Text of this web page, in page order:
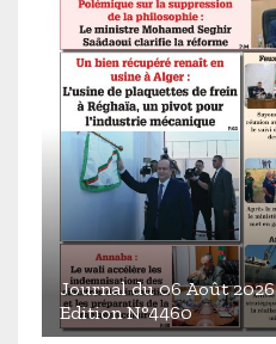
Journal du 06 Août 2026
Edition N°4460